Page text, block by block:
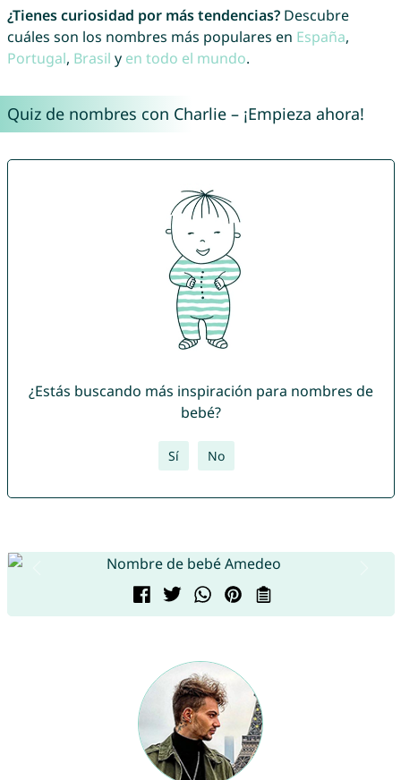
¿Tienes curiosidad por más tendencias?Descubre
cuáles son los nombres más populares en España,
Portugal, Brasil y en todo el mundo.
Quiz de nombres con Charlie – ¡Empieza ahora!
¿Estás buscando más inspiración para nombres de
bebé?
Sí No